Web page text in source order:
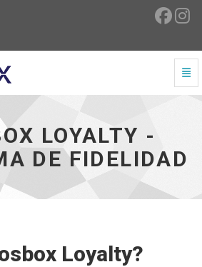
de Fidelidad - ir a inicio
LOYALTY -
DE FIDELIDAD
Loyalty?